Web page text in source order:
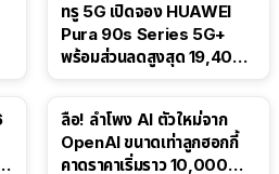
ทรู 5G เปิดจอง HUAWEI
Pura 90s Series 5G+
พร้อมส่วนลดสูงสุด 19,400
ลือ! ลำโพง AI ตัวใหม่จาก
OpenAI ขนาดเท่าลูกฮอกกี้
คาดราคาเริ่มราว 10,000